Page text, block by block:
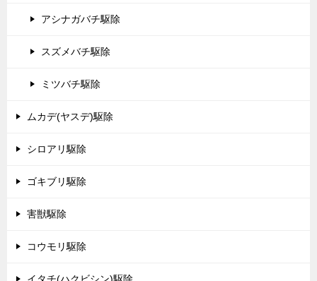
アシナガバチ駆除
スズメバチ駆除
ミツバチ駆除
ムカデ(ヤスデ)駆除
シロアリ駆除
ゴキブリ駆除
害獣駆除
コウモリ駆除